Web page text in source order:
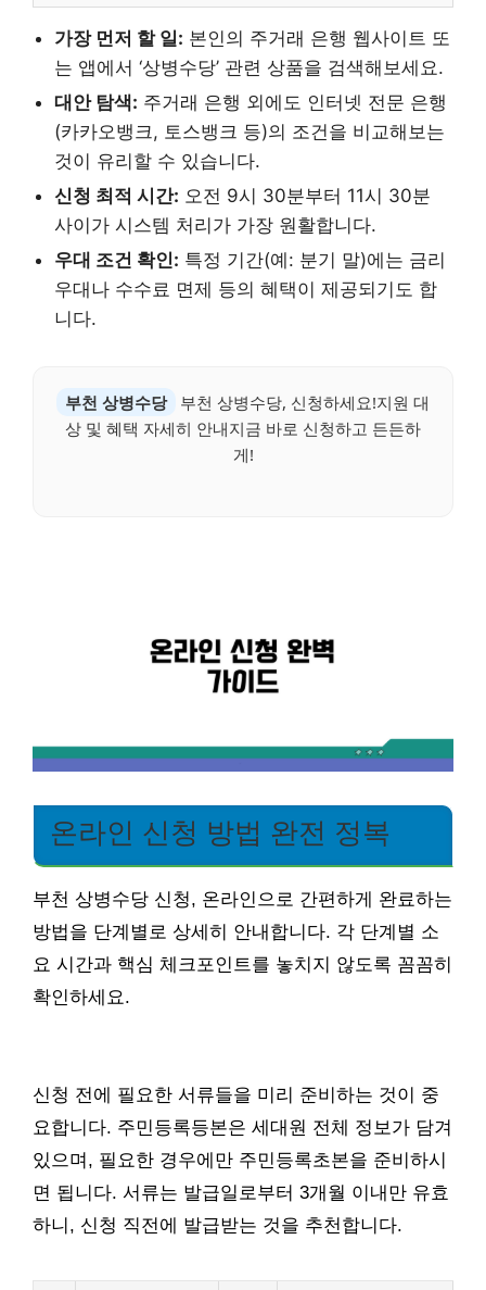
가장 먼저 할 일: 본인의 주거래 은행 웹사이트 또
는 앱에서 ‘상병수당’ 관련 상품을 검색해보세요.
대안 탐색: 주거래 은행 외에도 인터넷 전문 은행
(카카오뱅크, 토스뱅크 등)의 조건을 비교해보는
것이 유리할 수 있습니다.
신청 최적 시간: 오전 9시 30분부터 11시 30분
사이가 시스템 처리가 가장 원활합니다.
우대 조건 확인: 특정 기간(예: 분기 말)에는 금리
우대나 수수료 면제 등의 혜택이 제공되기도 합
니다.
부천 상병수당
부천 상병수당, 신청하세요!지원 대
상 및 혜택 자세히 안내지금 바로 신청하고 든든하
게!
온라인 신청 방법 완전 정복
부천 상병수당 신청, 온라인으로 간편하게 완료하는
방법을 단계별로 상세히 안내합니다. 각 단계별 소
요 시간과 핵심 체크포인트를 놓치지 않도록 꼼꼼히
확인하세요.
신청 전에 필요한 서류들을 미리 준비하는 것이 중
요합니다. 주민등록등본은 세대원 전체 정보가 담겨
있으며, 필요한 경우에만 주민등록초본을 준비하시
면 됩니다. 서류는 발급일로부터 3개월 이내만 유효
하니, 신청 직전에 발급받는 것을 추천합니다.